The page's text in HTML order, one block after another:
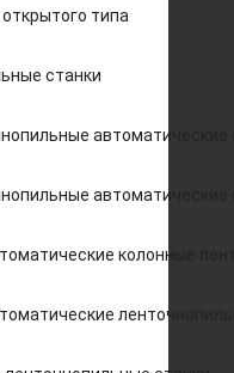
типа
станки
автоматические
автоматические
колонные